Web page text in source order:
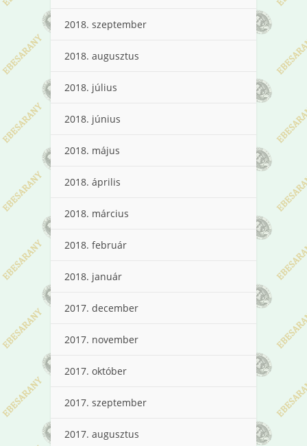
2018. szeptember
2018. augusztus
2018. július
2018. június
2018. május
2018. április
2018. március
2018. február
2018. január
2017. december
2017. november
2017. október
2017. szeptember
2017. augusztus